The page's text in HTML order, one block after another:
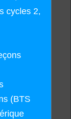
cycles 2,
(BTS